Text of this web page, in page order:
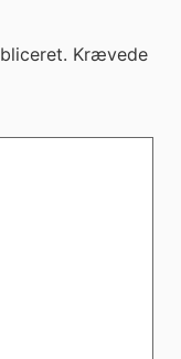
Krævede